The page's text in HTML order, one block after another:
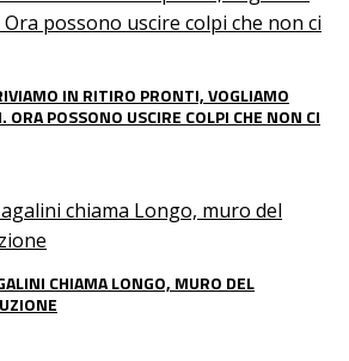
IN RITIRO PRONTI, VOGLIAMO
ORA POSSONO USCIRE COLPI CHE NON CI
CHIAMA LONGO, MURO DEL